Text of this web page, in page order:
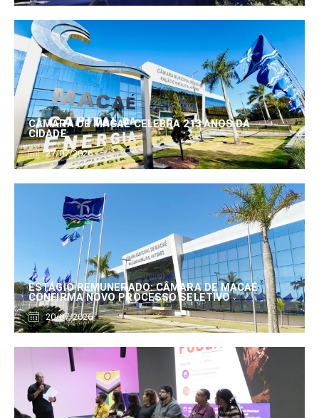
CÂMARA DE MACAÉ CELEBRA 213 ANOS DA
CIDADE
27/07/2026
ESTÁGIO REMUNERADO: CÂMARA DE MACAÉ
CONFIRMA NOVO PROCESSO SELETIVO
20/07/2026